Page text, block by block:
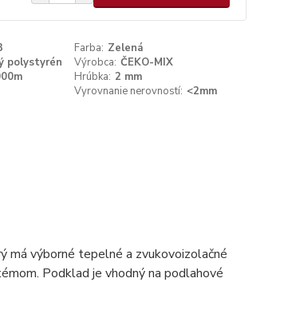
Farba: Zelená
polystyrén Výrobca: ČEKO-MIX
Hrúbka: 2 mm
Vyrovnanie nerovností: <2mm
má výborné tepelné a zvukovoizolačné
Podklad je vhodný na podlahové